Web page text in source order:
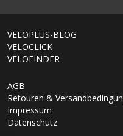
VELOPLUS-BLOG
VELOCLICK
VELOFINDER
AGB
Retouren &
Impressum
Datenschutz